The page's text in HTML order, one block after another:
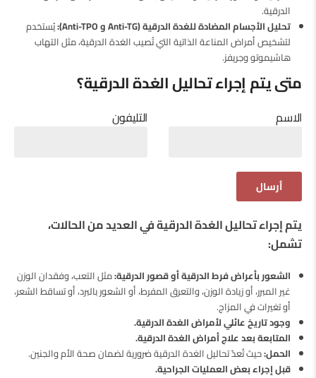
الدرقية.
تحليل الأجسام المضادة للغدة الدرقية (Anti-TG و Anti-TPO):
يُستخدم
لتشخيص أمراض المناعة الذاتية التي تُصيب الغدة الدرقية، مثل التهاب
هاشيموتو وجريفز.
متى يتم إجراء تحاليل الغدة الدرقية؟
الاسم التليفون
يتم إجراء تحاليل الغدة الدرقية في العديد من الحالات،
تشمل:
الشعور بأعراض فرط الدرقية أو قصور الدرقية:مثل التعب، وفقدان الوزن
غير المبرر، أو زيادة الوزن، والتعرق المفرط، أو الشعور بالبرد، أو تساقط الشعر،
أو تغيرات في المزاج.
وجود تاريخ عائلي لأمراض الغدة الدرقية.
المتابعة بعد علاج أمراض الغدة الدرقية.
الحمل:حيث تُعدّ تحاليل الغدة الدرقية ضرورية لضمان صحة الأم والجنين.
قبل إجراء بعض العمليات الجراحية.